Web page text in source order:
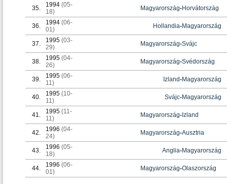
35. 1994 (05-
18)
Magyarország-Horvátország
36. 1994 (06-
01)
Hollandia-Magyarország
37. 1995 (03-
29)
Magyarország-Svájc
38. 1995 (04-
26)
Magyarország-Svédország
39. 1995 (06-
11)
Izland-Magyarország
40. 1995 (10-
11)
Svájc-Magyarország
41. 1995 (11-
11)
Magyarország- Izland
42. 1996 (04-
24)
Magyarország-Ausztria
43. 1996 (05-
18)
Anglia-Magyarország
44. 1996 (06-
01)
Magyarország-Olaszország